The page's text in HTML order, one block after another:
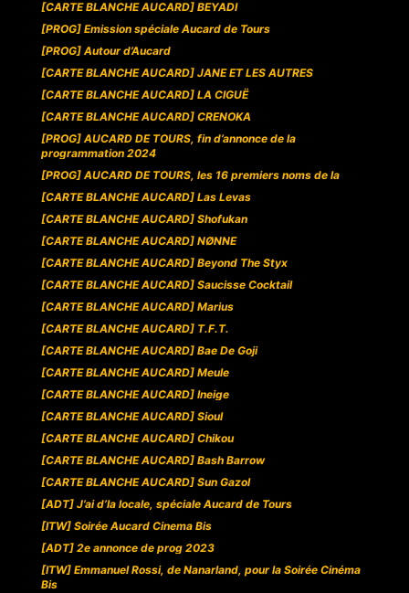
[CARTE BLANCHE AUCARD] BEYADI
[PROG] Emission spéciale Aucard de Tours
[PROG] Autour d’Aucard
[CARTE BLANCHE AUCARD] JANE ET LES AUTRES
[CARTE BLANCHE AUCARD] LA CIGUË
[CARTE BLANCHE AUCARD] CRENOKA
[PROG] AUCARD DE TOURS, fin d’annonce de la
programmation 2024
[PROG] AUCARD DE TOURS, les 16 premiers noms de la
[CARTE BLANCHE AUCARD] Las Levas
[CARTE BLANCHE AUCARD] Shofukan
[CARTE BLANCHE AUCARD] NØNNE
[CARTE BLANCHE AUCARD] Beyond The Styx
[CARTE BLANCHE AUCARD] Saucisse Cocktail
[CARTE BLANCHE AUCARD] Marius
[CARTE BLANCHE AUCARD] T.F.T.
[CARTE BLANCHE AUCARD] Bae De Goji
[CARTE BLANCHE AUCARD] Meule
[CARTE BLANCHE AUCARD] Ineige
[CARTE BLANCHE AUCARD] Sioul
[CARTE BLANCHE AUCARD] Chikou
[CARTE BLANCHE AUCARD] Bash Barrow
[CARTE BLANCHE AUCARD] Sun Gazol
[ADT] J’ai d’la locale, spéciale Aucard de Tours
[ITW] Soirée Aucard Cinema Bis
[ADT] 2e annonce de prog 2023
[ITW] Emmanuel Rossi, de Nanarland, pour la Soirée Cinéma
Bis